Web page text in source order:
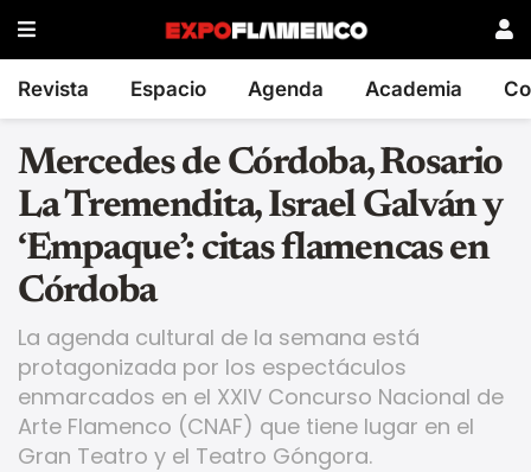
Revista Espacio Agenda Academia
Mercedes de Córdoba, Rosario
La Tremendita, Israel Galván y
‘Empaque’: citas flamencas en
Córdoba
La agenda cultural de la semana está
protagonizada por los espectáculos
enmarcados en el XXIV Concurso Nacional de
Arte Flamenco (CNAF) que tiene lugar en el
Gran Teatro y el Teatro Góngora.